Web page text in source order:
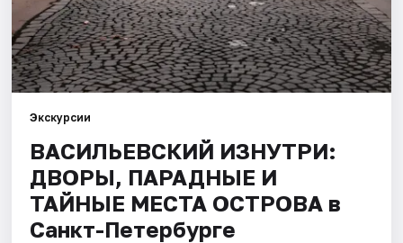
Экскурсии
ВАСИЛЬЕВСКИЙ ИЗНУТРИ:
ДВОРЫ, ПАРАДНЫЕ И
ТАЙНЫЕ МЕСТА ОСТРОВА в
Санкт-Петербурге